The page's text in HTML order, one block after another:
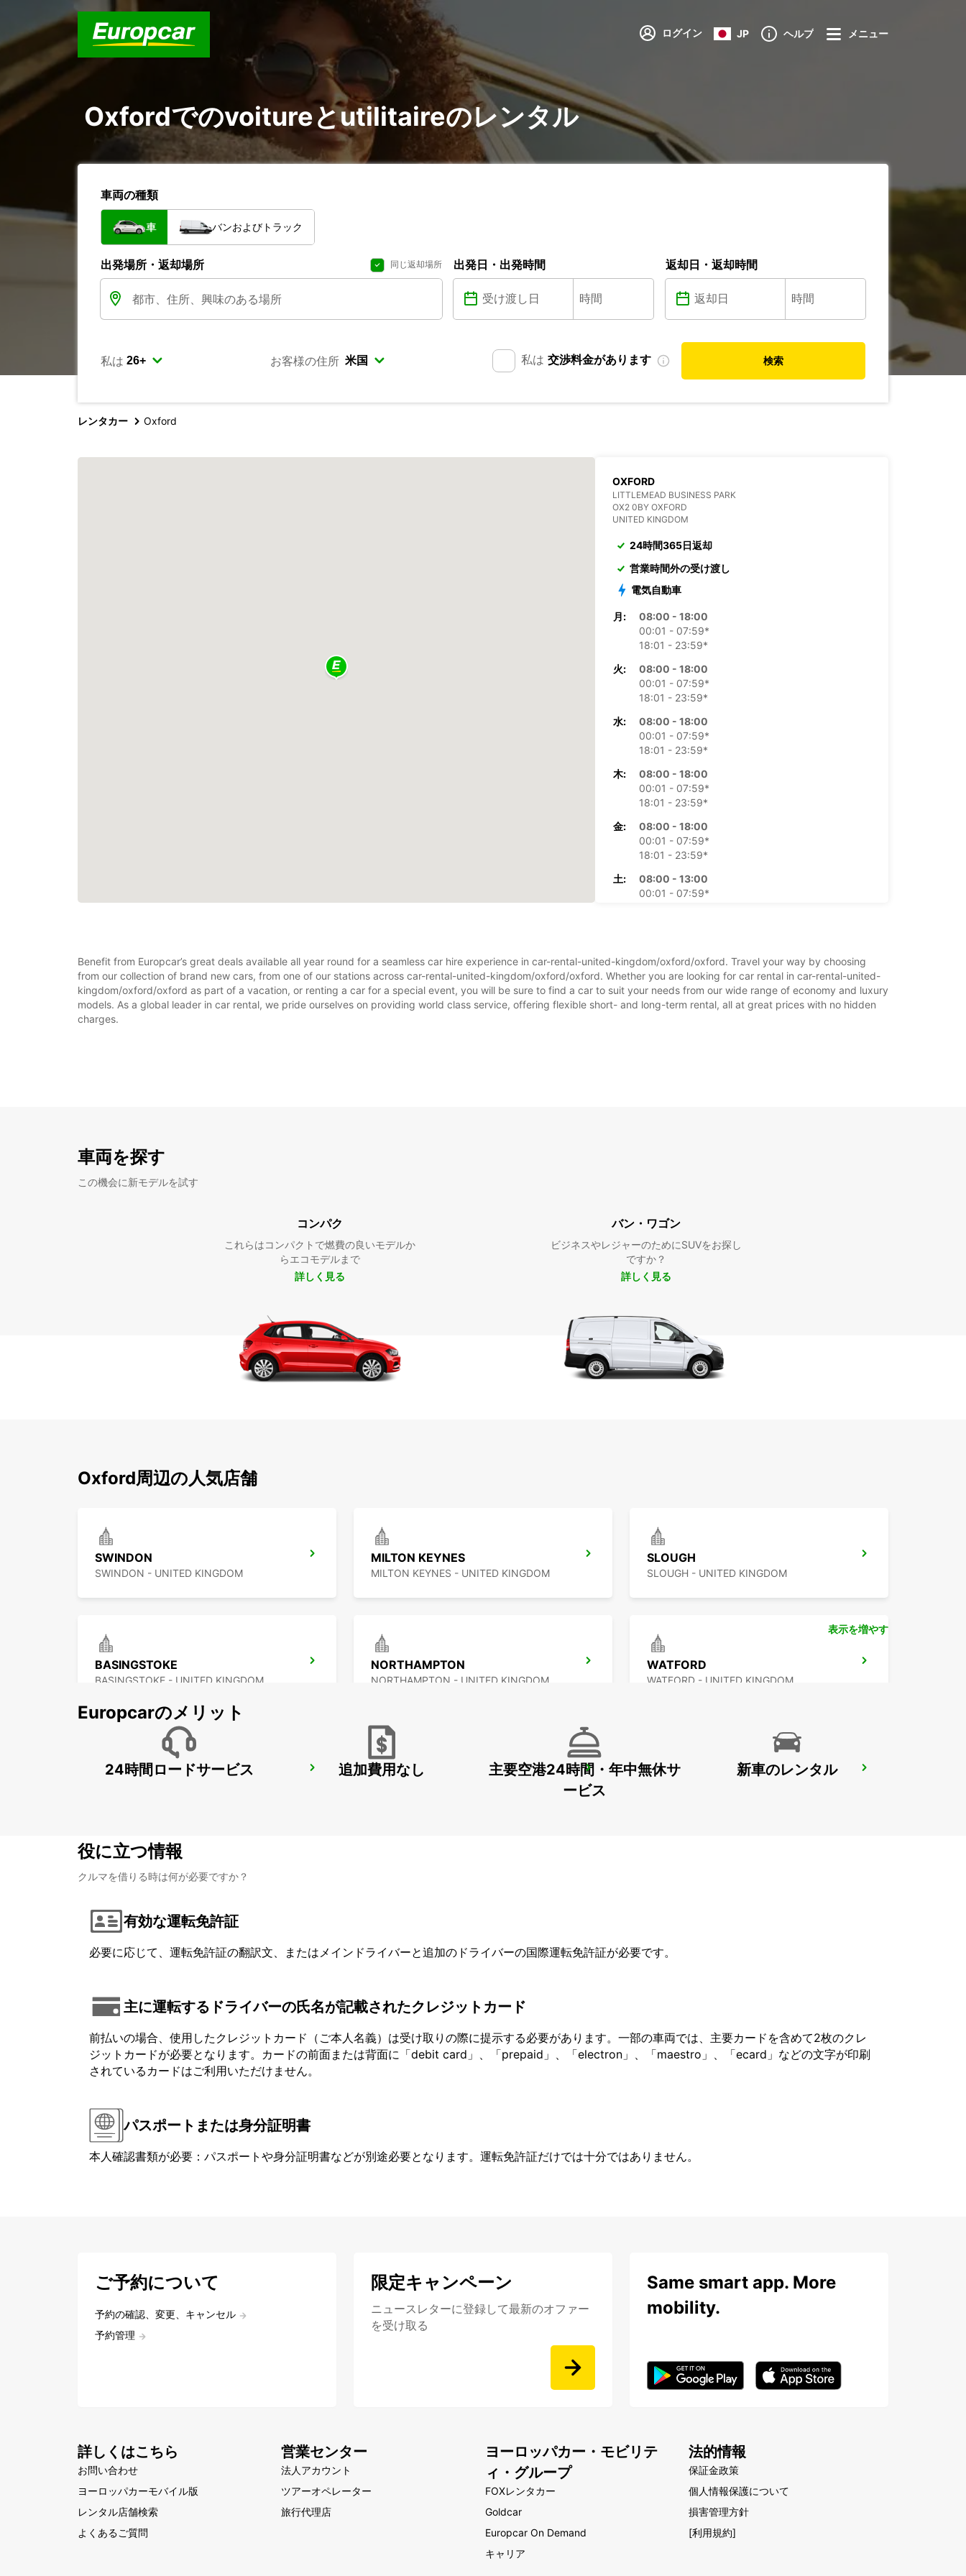
ログイン JP ヘルプ メニュー
Oxfordでのvoitureとutilitaireのレンタル
車両の種類
車 バンおよびトラック
出発場所・返却場所 同じ返却場所 出発日・出発時間 返却日・返却時間
私は お客様の住所 私は 交渉料金があります 検索
レンタカー Oxford
OXFORD
LITTLEMEAD BUSINESS PARK
OX2 0BY OXFORD
UNITED KINGDOM
24時間365日返却
営業時間外の受け渡し
電気自動車
月:
08:00 - 18:00
00:01 - 07:59*
18:01 - 23:59*
火:
08:00 - 18:00
00:01 - 07:59*
18:01 - 23:59*
水:
08:00 - 18:00
00:01 - 07:59*
18:01 - 23:59*
木:
08:00 - 18:00
00:01 - 07:59*
18:01 - 23:59*
金:
08:00 - 18:00
00:01 - 07:59*
18:01 - 23:59*
土:
08:00 - 13:00
00:01 - 07:59*
※追加料金あり
この営業時間は休日によって変わる場合があります。
Benefit from Europcar’s great deals available all year round for a seamless car hire experience in car-rental-united-kingdom/oxford/oxford. Travel your way by choosing
from our collection of brand new cars, from one of our stations across car-rental-united-kingdom/oxford/oxford. Whether you are looking for car rental in car-rental-united-
kingdom/oxford/oxford as part of a vacation, or renting a car for a special event, you will be sure to find a car to suit your needs from our wide range of economy and luxury
models. As a global leader in car rental, we pride ourselves on providing world class service, offering flexible short- and long-term rental, all at great prices with no hidden
charges.
車両を探す
この機会に新モデルを試す
コンパク
これらはコンパクトで燃費の良いモデルか
らエコモデルまで
詳しく見る
バン・ワゴン
ビジネスやレジャーのためにSUVをお探し
ですか？
詳しく見る
Oxford周辺の人気店舗
SWINDON
SWINDON - UNITED KINGDOM
MILTON KEYNES
MILTON KEYNES - UNITED KINGDOM
SLOUGH
SLOUGH - UNITED KINGDOM
BASINGSTOKE
BASINGSTOKE - UNITED KINGDOM
NORTHAMPTON
NORTHAMPTON - UNITED KINGDOM
WATFORD
WATFORD - UNITED KINGDOM
LONDON HEATHROW AIRPORT LUTON AIRPORT GLOUCESTER
表示を増やす
Europcarのメリット
24時間ロードサービス 追加費用なし
主要空港24時間・年中無休サ
ービス
新車のレンタル
役に立つ情報
クルマを借りる時は何が必要ですか？
有効な運転免許証
必要に応じて、運転免許証の翻訳文、またはメインドライバーと追加のドライバーの国際運転免許証が必要です。
主に運転するドライバーの氏名が記載されたクレジットカード
前払いの場合、使用したクレジットカード（ご本人名義）は受け取りの際に提示する必要があります。一部の車両では、主要カードを含めて2枚のクレ
ジットカードが必要となります。カードの前面または背面に「debit card」、「prepaid」、「electron」、「maestro」、「ecard」などの文字が印刷
されているカードはご利用いただけません。
パスポートまたは身分証明書
本人確認書類が必要：パスポートや身分証明書などが別途必要となります。運転免許証だけでは十分ではありません。
ご予約について
予約の確認、変更、キャンセル
予約管理
限定キャンペーン
ニュースレターに登録して最新のオファー
を受け取る
Same smart app. More
mobility.
詳しくはこちら
お問い合わせ
ヨーロッパカーモバイル版
レンタル店舗検索
よくあるご質問
営業センター
法人アカウント
ツアーオペレーター
旅行代理店
ヨーロッパカー・モビリテ
ィ・グループ
FOXレンタカー
Goldcar
Europcar On Demand
キャリア
法的情報
保証金政策
個人情報保護について
損害管理方針
[利用規約]